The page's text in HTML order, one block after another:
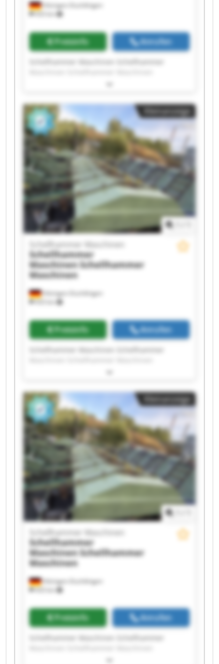
Hilzingen-Duchtlingen
433 km
Preisinfo Anrufen
Schellhammer Maschinen Schellhammer
Schellhammer Maschinen Schellhammer
Maschinen Schellhammer Maschinen
Schellhammer Maschinen Schellhammer
Maschinen Schellhammer Maschinen
Schellhammer Maschinen Schellhammer
Maschinen Schellhammer Maschinen
Schellhammer Maschinen Schellhammer
Maschinen Schellhammer Maschinen
Schellhammer Maschinen Schellhammer
Maschinen
Kleinanzeige
Hilzingen-Duchtlingen
433 km
Schellhammer Maschinen
Schellhammer
Maschinen Schellhammer
Maschinen
Preisinfo Anrufen
Schellhammer Maschinen Schellhammer
Schellhammer Maschinen Schellhammer
Maschinen Schellhammer Maschinen
Schellhammer Maschinen Schellhammer
Maschinen Schellhammer Maschinen
Schellhammer Maschinen Schellhammer
Maschinen Schellhammer Maschinen
Schellhammer Maschinen Schellhammer
Maschinen Schellhammer Maschinen
Schellhammer Maschinen Schellhammer
Maschinen
Kleinanzeige
Hilzingen-Duchtlingen
433 km
Schellhammer Maschinen
Schellhammer
Maschinen Schellhammer
Maschinen
Preisinfo Anrufen
Schellhammer Maschinen Schellhammer